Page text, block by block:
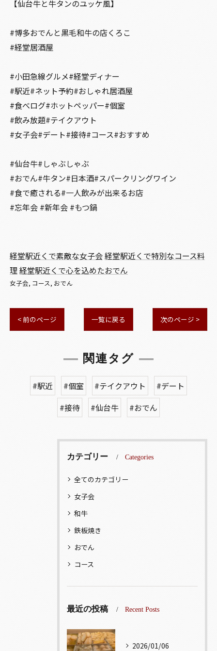
【仙台牛と牛タンのユッケ風】
#博多おでんと黒毛和牛の店くろこ
#経堂居酒屋
#小田急線グルメ#経堂ディナー
#駅近#ネット予約#おしゃれ居酒屋
#食べログ#ホットペッパー#個室
#飲み放題#テイクアウト
#女子会#デート#接待#コース#おすすめ
#仙台牛#しゃぶしゃぶ
#おでん#牛タン#日本酒#スパークリングワイン
#食で癒される#一人飲みが出来るお店
#忘年会 #新年会 #もつ鍋
経堂駅近くで素敵な女子会経堂駅近くで特別なコース料
理経堂駅近くで心を込めたおでん
女子会 コース おでん
< 前のページ 一覧に戻る 次のページ >
関連タグ
#駅近 #個室 #テイクアウト
#デート
#接待
#仙台牛 #おでん
カテゴリー Categories
全てのカテゴリー
女子会
和牛
鉄板焼き
おでん
コース
最近の投稿 Recent Posts
2026/01/06